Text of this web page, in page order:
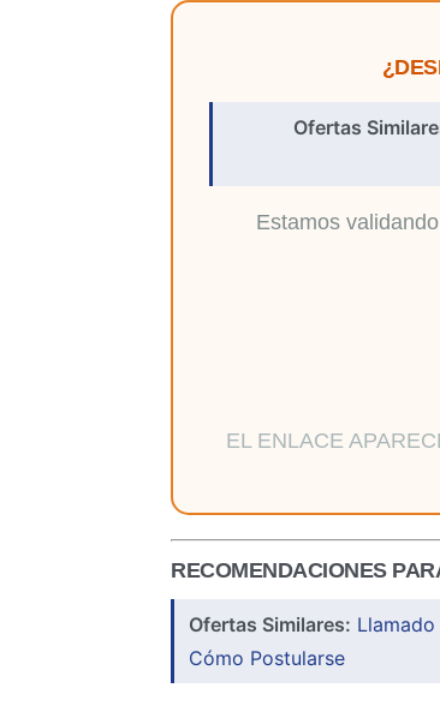
Ofertas
Estamos
EL ENLACE
RECOMENDACIONES
Ofertas Similares:
Cómo Postularse